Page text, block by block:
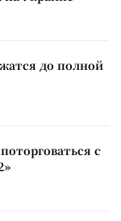
до полной
с